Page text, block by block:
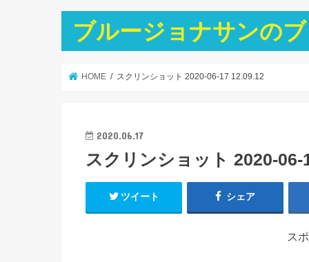
ブルージョナサンの
HOME スクリンショット 2020-06-17 12.09.12
2020.06.17
スクリンショット 2020-06-
ツイート シェア
ス